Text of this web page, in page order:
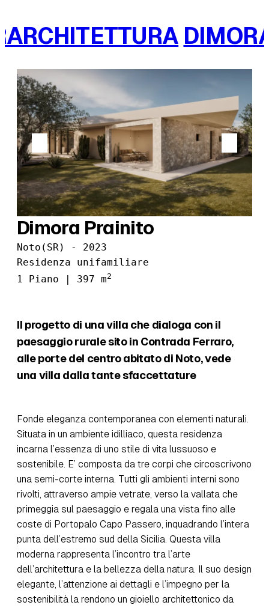
Dimora Prainito
Noto(SR) - 2023
Residenza unifamiliare
1 Piano | 397 m2
ll progetto di una villa che dialoga con il
paesaggio rurale sito in Contrada Ferraro,
alle porte del centro abitato di Noto, vede
una villa dalla tante sfaccettature
Fonde eleganza contemporanea con elementi naturali.
Situata in un ambiente idilliaco, questa residenza
incarna l’essenza di uno stile di vita lussuoso e
sostenibile. E’ composta da tre corpi che circoscrivono
una semi-corte interna. Tutti gli ambienti interni sono
rivolti, attraverso ampie vetrate, verso la vallata che
primeggia sul paesaggio e regala una vista fino alle
coste di Portopalo Capo Passero, inquadrando l’intera
punta dell’estremo sud della Sicilia. Questa villa
moderna rappresenta l’incontro tra l’arte
dell’architettura e la bellezza della natura. Il suo design
elegante, l’attenzione ai dettagli e l’impegno per la
sostenibilità la rendono un gioiello architettonico da